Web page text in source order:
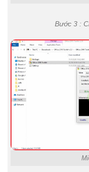
Bước 3 :